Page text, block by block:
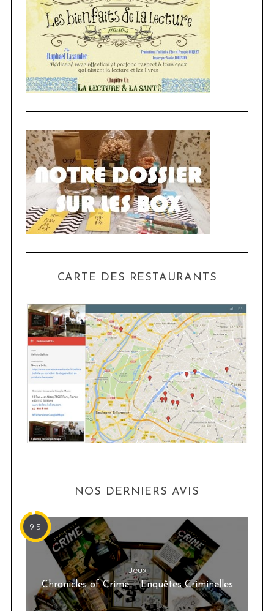
CARTE DES RESTAURANTS
NOS DERNIERS AVIS
9.5
Jeux
Chronicles of Crime – Enquêtes Criminelles